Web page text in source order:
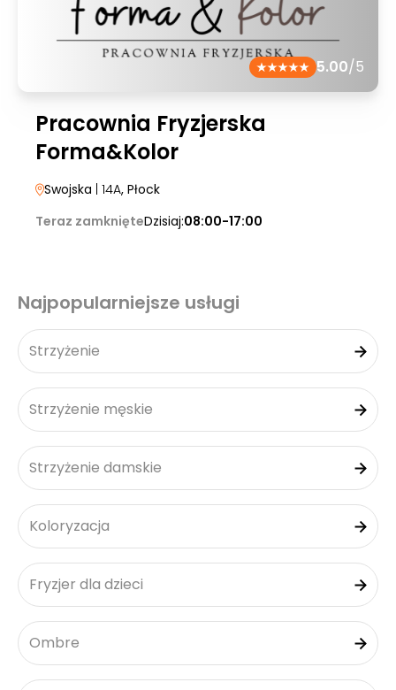
5.00/5
Pracownia Fryzjerska
Forma&Kolor
Swojska | 14A, Płock
Teraz zamknięteDzisiaj:08:00-17:00
Najpopularniejsze usługi
Strzyżenie
Strzyżenie męskie
Strzyżenie damskie
Koloryzacja
Fryzjer dla dzieci
Ombre